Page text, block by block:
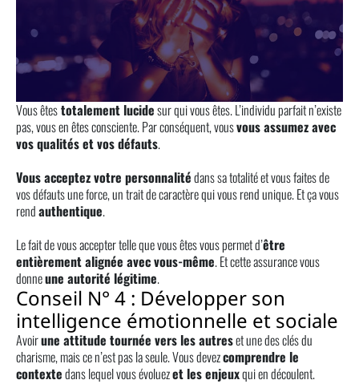
Vous êtestotalement lucidesur qui vous êtes. L’individu parfait n’existe
pas, vous en êtes consciente. Par conséquent, vousvous assumez avec
vos qualités et vos défauts.
Vous acceptez votre personnalitédans sa totalité et vous faites de
vos défauts une force, un trait de caractère qui vous rend unique. Et ça vous
rendauthentique.
Le fait de vous accepter telle que vous êtes vous permet d’être
entièrement alignée avec vous-même. Et cette assurance vous
donneune autorité légitime.
Conseil N° 4 : Développer son
intelligence émotionnelle et sociale
Avoirune attitude tournée vers les autreset une des clés du
charisme, mais ce n’est pas la seule. Vous devezcomprendre le
contextedans lequel vous évoluezet les enjeuxqui en découlent.